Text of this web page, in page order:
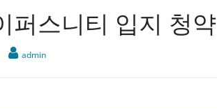
퍼스니티 입지 청약
admin